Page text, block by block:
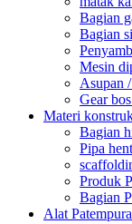
Bagian
Bagian
Mesin
Asupan
Gear
Materi
Bagian
Pipa
Produk
Bagian
Alat